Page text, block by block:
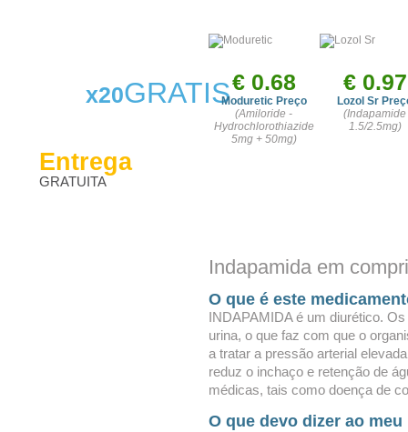
x20GRATIS
Entrega
GRATUITA
€ 0.68
Moduretic Preço
(Amiloride -
Hydrochlorothiazide
5mg + 50mg)
€ 0.97
Lozol Sr
(Indapamide
1.5/2.5mg)
Indapamida em
O que é este
INDAPAMIDA é um diurético.
urina, o que faz com que o
a tratar a pressão arterial
reduz o inchaço e retenção de
médicas, tais como doença de
O que devo dizer ao